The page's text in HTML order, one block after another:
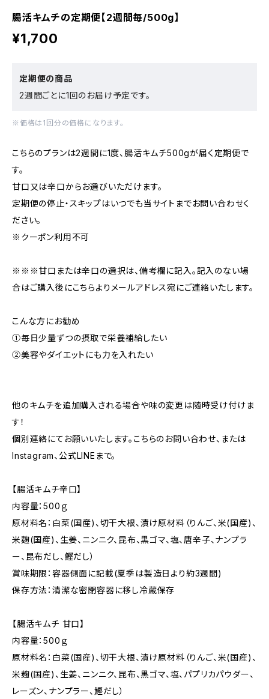
腸活キムチの定期便【2週間毎/500g】
¥1,700
定期便の商品
2週間ごとに1回のお届け予定です。
※価格は1回分の価格になります。
こちらのプランは2週間に1度、腸活キムチ500gが届く定期便で
す。
甘口又は辛口からお選びいただけます。
定期便の停止・スキップはいつでも当サイトまでお問い合わせく
ださい。
※クーポン利用不可
※※※甘口または辛口の選択は、備考欄に記入。記入のない場
合はご購入後にこちらよりメールアドレス宛にご連絡いたします。
こんな方にお勧め
①毎日少量ずつの摂取で栄養補給したい
②美容やダイエットにも力を入れたい
他のキムチを追加購入される場合や味の変更は随時受け付けま
す！
個別連絡にてお願いいたします。こちらのお問い合わせ、または
Instagram、公式LINEまで。
【腸活キムチ辛口】
内容量：500ｇ
原材料名：白菜(国産)、切干大根、漬け原材料（りんご、米(国産)、
米麹(国産)、生姜、ニンニク、昆布、黒ゴマ、塩、唐辛子、ナンプラ
ー、昆布だし、鰹だし）
賞味期限：容器側面に記載(夏季は製造日より約3週間)
保存方法：清潔な密閉容器に移し冷蔵保存
【腸活キムチ 甘口】
内容量：500ｇ
原材料名：白菜(国産)、切干大根、漬け原材料（りんご、米(国産)、
米麹(国産)、生姜、ニンニク、昆布、黒ゴマ、塩、パプリカパウダー、
レーズン、ナンプラー、鰹だし）